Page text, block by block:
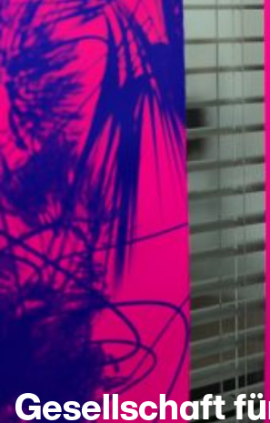
Gesellschaft